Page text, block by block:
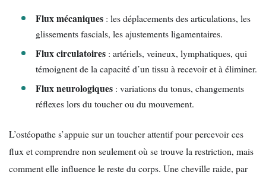
Flux mécaniques : les déplacements des articulations, les
glissements fascials, les ajustements ligamentaires.
Flux circulatoires : artériels, veineux, lymphatiques, qui
témoignent de la capacité d’un tissu à recevoir et à éliminer.
Flux neurologiques : variations du tonus, changements
réflexes lors du toucher ou du mouvement.
L’ostéopathe s’appuie sur un toucher attentif pour percevoir ces
flux et comprendre non seulement où se trouve la restriction, mais
comment elle influence le reste du corps. Une cheville raide, par